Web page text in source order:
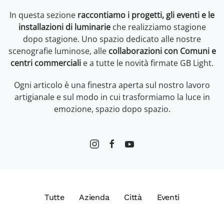
In questa sezione raccontiamo i progetti, gli eventi e le
installazioni di luminarieche realizziamo stagione
dopo stagione. Uno spazio dedicato alle nostre
scenografie luminose, alle collaborazioni con Comuni e
centri commerciali e a tutte le novità firmate GB Light.
Ogni articolo è una finestra aperta sul nostro lavoro
artigianale e sul modo in cui trasformiamo la luce in
emozione, spazio dopo spazio.
Tutte Azienda Città Eventi